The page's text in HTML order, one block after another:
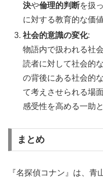
決や倫理的判断を扱
に対する教育的な価
社会的意識の変化:
物語内で扱われる社
読者に対して社会的
の背後にある社会的
て考えさせられる場
感受性を高める一助
まとめ
『名探偵コナン』は、